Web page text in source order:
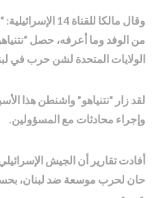
وقال مالكا للقناة
من الوفد وما أعرفه، حصل
الولايات المتحدة لشن حرب في
لقد زار “نتنياهو” واشنطن هذا
وإجراء محادثات مع المسؤولين.
أفادت تقارير أن الجيش
حان لحرب موسعة ضد لبنان،